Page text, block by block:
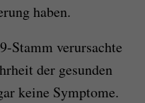
haben.
Stamm verursachte
der gesunden
keine Symptome.